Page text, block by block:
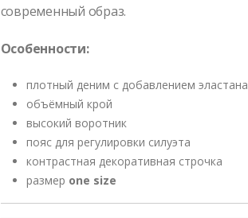
современный образ.
Особенности:
плотный деним с добавлением эластана
объёмный крой
высокий воротник
пояс для регулировки силуэта
контрастная декоративная строчка
размер one size